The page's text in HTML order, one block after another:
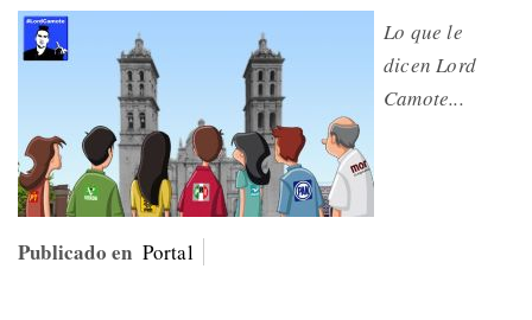
Lo que le
dicen Lord
Camote...
Publicado en Portal